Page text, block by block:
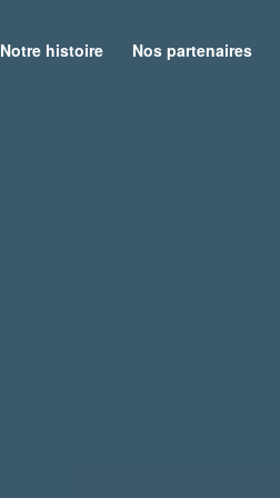
Notre histoire Nos partenaires